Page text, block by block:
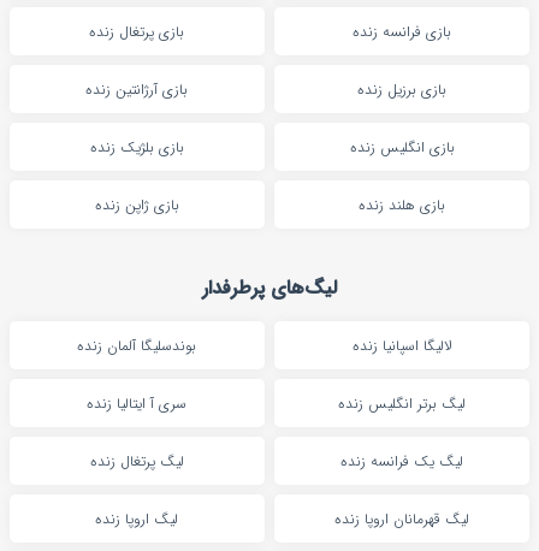
بازی فرانسه زنده بازی پرتغال زنده
بازی برزیل زنده بازی آرژانتین زنده
بازی انگلیس زنده بازی بلژیک زنده
بازی هلند زنده بازی ژاپن زنده
لیگ‌های پرطرفدار
لالیگا اسپانیا زنده بوندسلیگا آلمان زنده
لیگ برتر انگلیس زنده سری آ ایتالیا زنده
لیگ یک فرانسه زنده لیگ پرتغال زنده
لیگ قهرمانان اروپا زنده لیگ اروپا زنده